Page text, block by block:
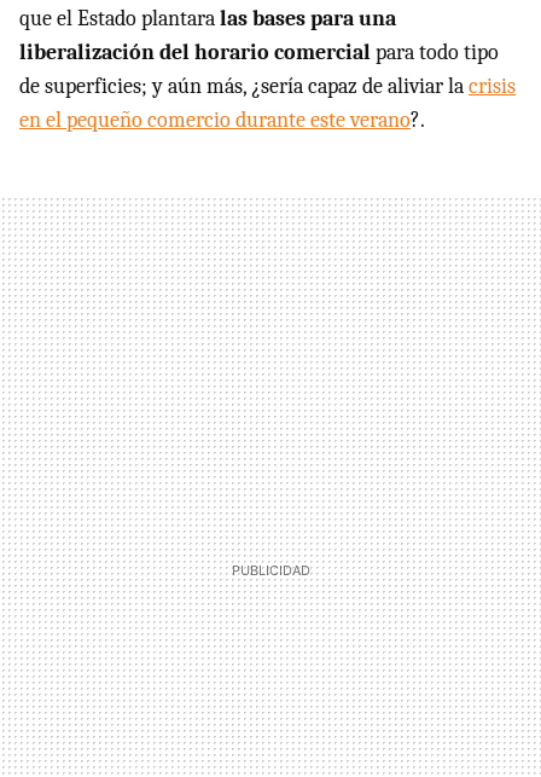
que el Estado plantaralas bases para una
liberalización del horario comercialpara todo tipo
de superficies; y aún más, ¿sería capaz de aliviar lacrisis
en el pequeño comercio durante este verano?.